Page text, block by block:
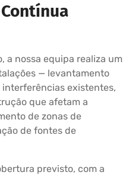
a nossa equipa realiza um
— levantamento
existentes,
que afetam a
de zonas de
de fontes de
previsto, com a